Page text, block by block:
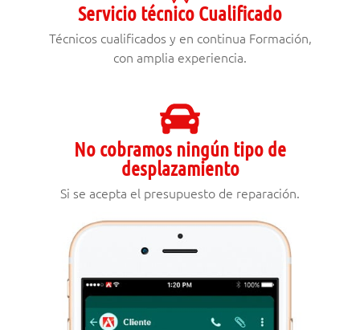
Servicio técnico Cualificado
Técnicos cualificados y en continua Formación,
con amplia experiencia.
No cobramos ningún tipo de
desplazamiento
Si se acepta el presupuesto de reparación.